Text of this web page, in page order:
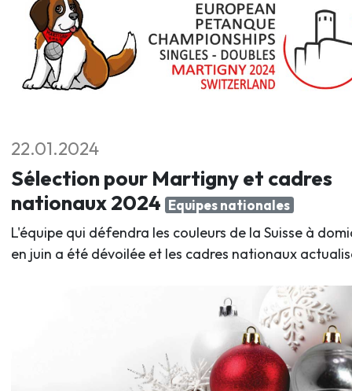
22.01.2024
Sélection pour Martigny et cadres
nationaux 2024 Equipes nationales
L'équipe qui défendra les couleurs de la Suisse à
en juin a été dévoilée et les cadres nationaux